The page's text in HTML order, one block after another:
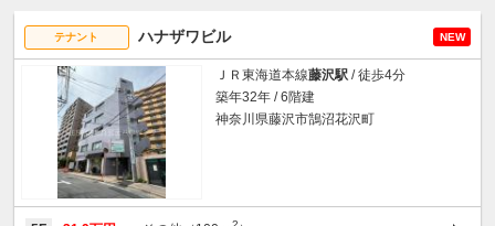
テナント ハナザワビル NEW
ＪＲ東海道本線藤沢駅 / 徒歩4分
築年32年 / 6階建
神奈川県藤沢市鵠沼花沢町